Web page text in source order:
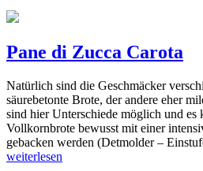
Pane di Zucca Carota
Natürlich sind die Geschmäcker
säurebetonte Brote, der andere eher
sind hier Unterschiede möglich und es
Vollkornbrote bewusst mit einer
gebacken werden (Detmolder –
weiterlesen